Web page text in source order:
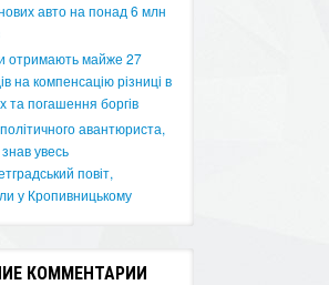
авто на понад 6 млн
отримають майже 27
на компенсацію різниці в
та погашення боргів
політичного авантюриста,
знав увесь
повіт,
у Кропивницькому
КОММЕНТАРИИ